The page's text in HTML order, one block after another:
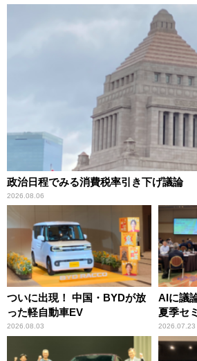
政治日程でみる消費税率引き下げ議論
2026.08.06
ついに出現！ 中国・BYDが放
った軽自動車EV
2026.08.03
AIに議
夏季セ
2026.07.23